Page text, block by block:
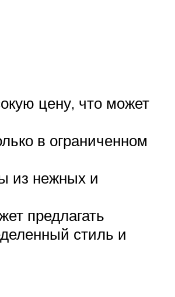
цену, что может
в ограниченном
из нежных и
предлагать
стиль и